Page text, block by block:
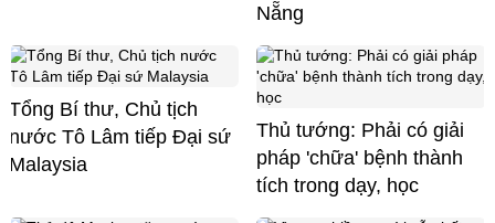
Nẵng
Tổng Bí thư, Chủ tịch
nước Tô Lâm tiếp Đại sứ
Malaysia
Thủ tướng: Phải có giải
pháp 'chữa' bệnh thành
tích trong dạy, học